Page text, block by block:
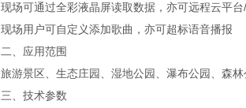
现场可通过全彩液晶屏读取数据，亦可远程云平
现场用户可自定义添加歌曲，亦可超标语音播报
二、应用范围
旅游景区、生态庄园、湿地公园、瀑布公园、森
三、技术参数